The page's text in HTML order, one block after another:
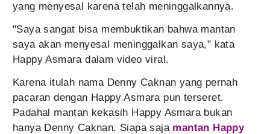
yang menyesal karena telah meninggalkannya.
"Saya sangat bisa membuktikan bahwa mantan
saya akan menyesal meninggalkan saya," kata
Happy Asmara dalam video viral.
Karena itulah nama Denny Caknan yang pernah
pacaran dengan Happy Asmara pun terseret.
Padahal mantan kekasih Happy Asmara bukan
hanya Denny Caknan. Siapa saja mantan Happy